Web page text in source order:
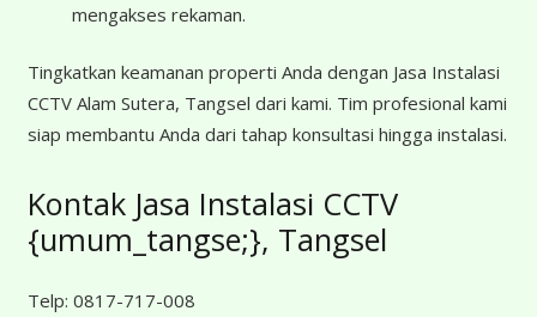
mengakses rekaman.
Tingkatkan keamanan properti Anda dengan Jasa Instalasi
CCTV Alam Sutera, Tangsel dari kami. Tim profesional kami
siap membantu Anda dari tahap konsultasi hingga instalasi.
Kontak Jasa Instalasi CCTV
{umum_tangse;}, Tangsel
Telp: 0817-717-008